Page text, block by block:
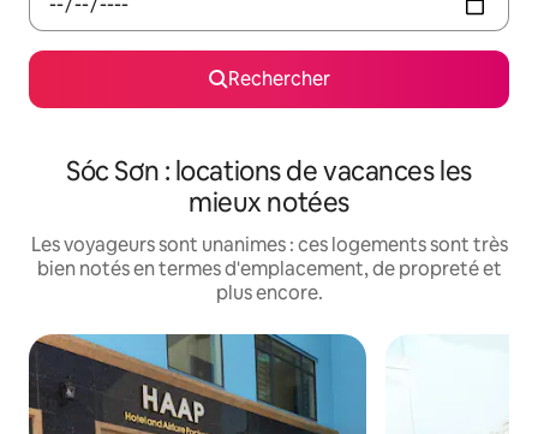
Rechercher
Sóc Sơn : locations de vacances les
mieux notées
Les voyageurs sont unanimes : ces logements sont très
bien notés en termes d'emplacement, de propreté et
plus encore.